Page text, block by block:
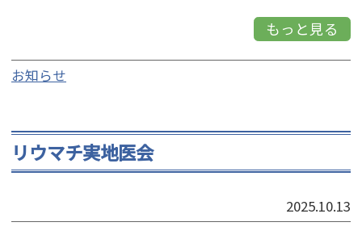
もっと見る
お知らせ
リウマチ実地医会
2025.10.13